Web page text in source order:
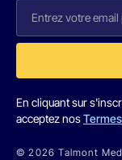
En cliquant sur
acceptez nos
© 2026 Talmont